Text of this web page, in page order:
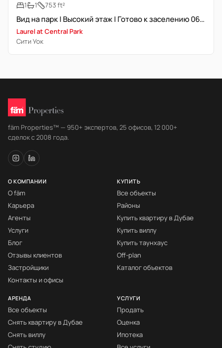
1
1 753 ft²
Вид на парк | Высокий этаж | Готово к заселению 06/26
Laurel at Central Park
Сити Уок
fäm Properties™ — 950+ экспертов, 25 офисов, 12 000+
сделок с 2008 года.
О КОМПАНИИ
О fäm
Карьера
Агенты
Услуги
Блог
Отзывы клиентов
Застройщики
Контакты и офисы
КУПИТЬ
Все объекты
Районы
Купить квартиру в Дубае
Купить виллу
Купить таунхаус
Off-plan
Каталог объектов
АРЕНДА
Все объекты
Снять квартиру в Дубае
Снять виллу
УСЛУГИ
Продать
Оценка
Ипотека